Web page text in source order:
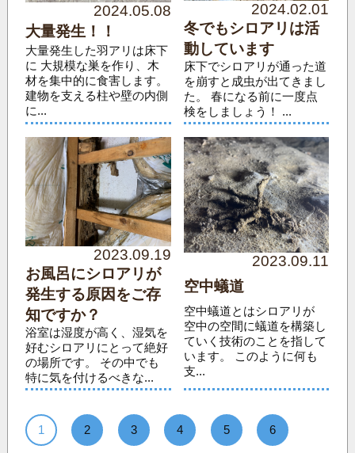
2024.05.08
大量発生！！
大量発生した羽アリは床下
に 大規模な巣を作り、木
材を集中的に食害します。
建物を支える柱や壁の内側
に...
2024.02.01
冬でもシロアリは活
動しています
床下でシロアリが通った道
を崩すと成虫が出てきまし
た。 春になる前に一度点
検をしましょう！ ...
2023.09.19
お風呂にシロアリが
発生する原因をご存
知ですか？
浴室は湿度が高く、湿気を
好むシロアリにとって絶好
の場所です。 その中でも
特に気を付けるべきな...
2023.09.11
空中蟻道
空中蟻道とはシロアリが
空中の空間に蟻道を構築し
ていく技術のことを指して
います。 このように何も
支...
1 2 3 4 5 6